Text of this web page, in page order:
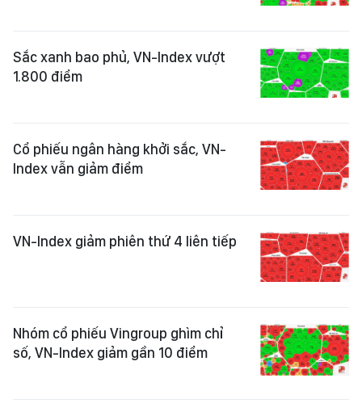
Sắc xanh bao phủ, VN-Index vượt
1.800 điểm
Cổ phiếu ngân hàng khởi sắc, VN-
Index vẫn giảm điểm
VN-Index giảm phiên thứ 4 liên tiếp
Nhóm cổ phiếu Vingroup ghìm chỉ
số, VN-Index giảm gần 10 điểm